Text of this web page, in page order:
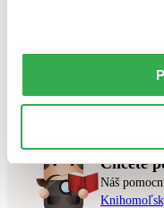
Zrušiť filtre
v
Skúste prosím zmeniť
Chcete
Náš